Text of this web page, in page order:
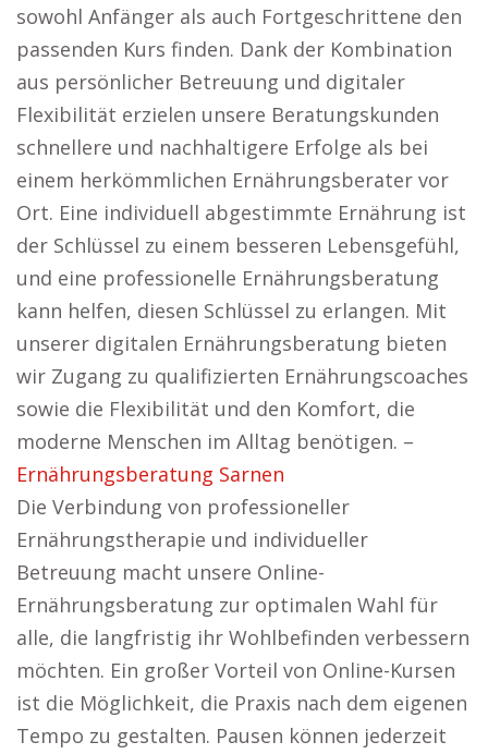
sowohl Anfänger als auch Fortgeschrittene den
passenden Kurs finden. Dank der Kombination
aus persönlicher Betreuung und digitaler
Flexibilität erzielen unsere Beratungskunden
schnellere und nachhaltigere Erfolge als bei
einem herkömmlichen Ernährungsberater vor
Ort. Eine individuell abgestimmte Ernährung ist
der Schlüssel zu einem besseren Lebensgefühl,
und eine professionelle Ernährungsberatung
kann helfen, diesen Schlüssel zu erlangen. Mit
unserer digitalen Ernährungsberatung bieten
wir Zugang zu qualifizierten Ernährungscoaches
sowie die Flexibilität und den Komfort, die
moderne Menschen im Alltag benötigen. –
Ernährungsberatung Sarnen
Die Verbindung von professioneller
Ernährungstherapie und individueller
Betreuung macht unsere Online-
Ernährungsberatung zur optimalen Wahl für
alle, die langfristig ihr Wohlbefinden verbessern
möchten. Ein großer Vorteil von Online-Kursen
ist die Möglichkeit, die Praxis nach dem eigenen
Tempo zu gestalten. Pausen können jederzeit